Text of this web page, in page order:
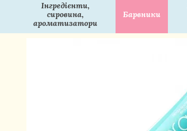
Інгредієнти,
сировина,
ароматизатори
Барвники